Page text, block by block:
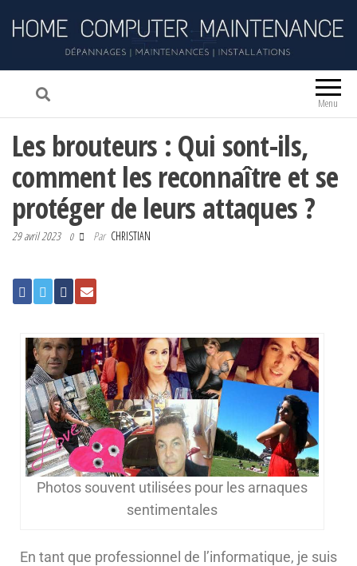
HOME COMPUTER MAINTENANCE
Dépannage et maintenance informatique
Menu
Les brouteurs : Qui sont-ils,
comment les reconnaître et se
protéger de leurs attaques ?
29 avril 2023 0 Par CHRISTIAN
Photos souvent utilisées pour les arnaques
sentimentales
En tant que professionnel de l’informatique, je suis